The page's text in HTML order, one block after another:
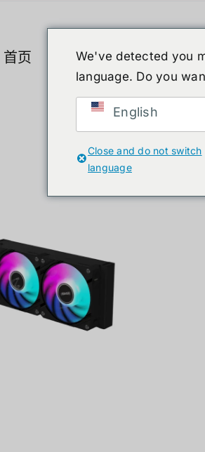
首页 产品
VR (Virtual Reality)
Quest & Quest Accessories
Apple Vision Pro
Xreal
人形机器人
We've detected you
language. Do you
English
Close and do not switch
language